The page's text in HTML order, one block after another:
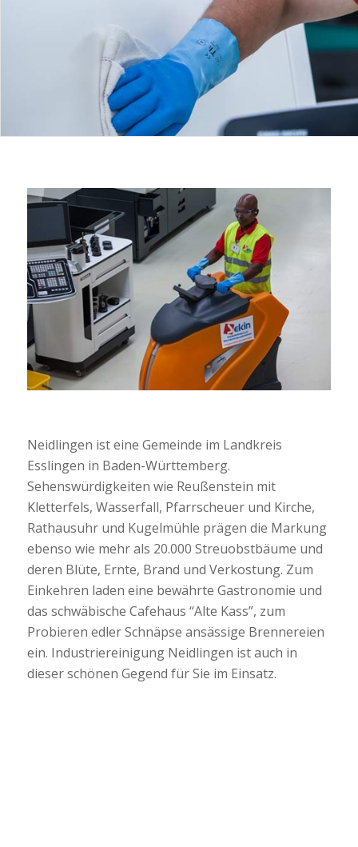
Neidlingen ist eine Gemeinde im Landkreis
Esslingen in Baden-Württemberg.
Sehenswürdigkeiten wie Reußenstein mit
Kletterfels, Wasserfall, Pfarrscheuer und Kirche,
Rathausuhr und Kugelmühle prägen die Markung
ebenso wie mehr als 20.000 Streuobstbäume und
deren Blüte, Ernte, Brand und Verkostung. Zum
Einkehren laden eine bewährte Gastronomie und
das schwäbische Cafehaus “Alte Kass”, zum
Probieren edler Schnäpse ansässige Brennereien
ein. Industriereinigung Neidlingen ist auch in
dieser schönen Gegend für Sie im Einsatz.